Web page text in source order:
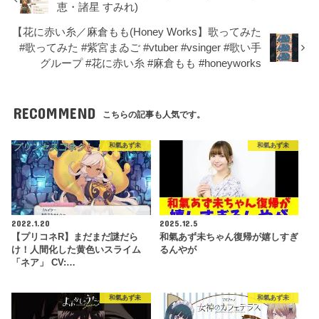
恵・諸星 すみれ)
【花に赤い糸／麻倉もも(Honey Works】歌ってみた
#歌ってみた #紫宮まゐご #vtuber #vsinger #歌い手
グループ #花に赤い糸 #麻倉もも #honeyworks
RECOMMEND こちらの記事も人気です。
和氣あず未
2022.1.20
【プリコネR】まだまだ謎だら
け！人間化した黄色いスライム
「ネア」 CV:…
和氣あず未
2025.12.5
和氣あず未ちゃん復帰が嬉しすぎ
るんやが
和氣あず未 和氣あず未